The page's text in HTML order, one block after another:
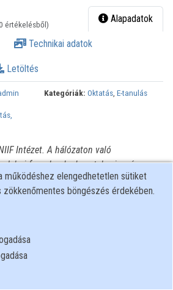
értékelésből) Alapadatok
Technikai adatok
Letöltés
Kategóriák: Oktatás, E-tanulás
Intézet. A hálózaton való
forgalomba hozatal szigorúan
a jogtulajdonos(ok) engedélyéhez
működéshez elengedhetetlen sütiket
zökkenőmentes böngészés érdekében.